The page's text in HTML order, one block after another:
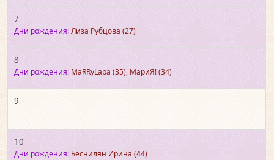
7
Дни рождения:Лиза Рубцова (27)
8
Дни рождения: MaRRyLapa (35), МариЯ!(34)
9
10
Дни рождения: Беснилян Ирина (44)